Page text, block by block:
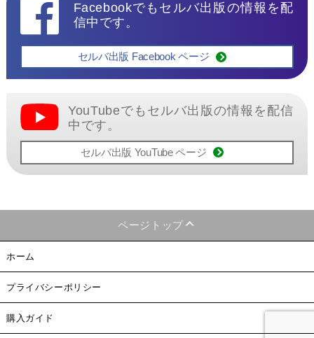
Facebookでもセルバ出版の情報を配
信中です。
セルバ出版 Facebook ページ
YouTubeでもセルバ出版の情報を配信
中です。
セルバ出版 YouTube ページ
ページトップ
ホーム
プライバシーポリシー
購入ガイド